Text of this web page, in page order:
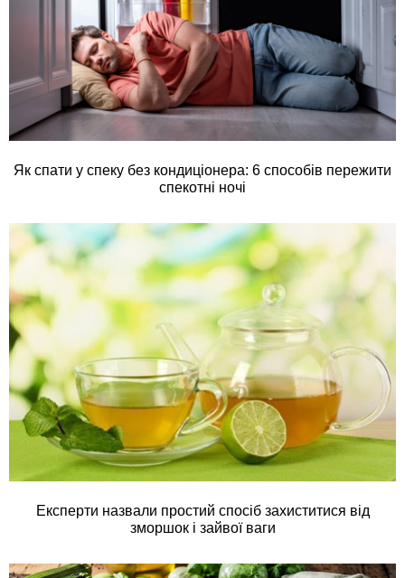
Як спати у спеку без кондиціонера: 6 способів пережити
спекотні ночі
Експерти назвали простий спосіб захиститися від
зморшок і зайвої ваги